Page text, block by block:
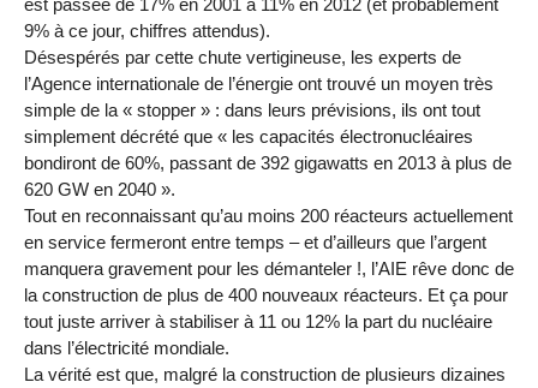
9% à ce jour, chiffres attendus).
Désespérés par cette chute vertigineuse, les experts de
l’Agence internationale de l’énergie ont trouvé un moyen très
simple de la « stopper » : dans leurs prévisions, ils ont tout
simplement décrété que « les capacités électronucléaires
bondiront de 60%, passant de 392 gigawatts en 2013 à plus de
620 GW en 2040 ».
Tout en reconnaissant qu’au moins 200 réacteurs actuellement
en service fermeront entre temps – et d’ailleurs que l’argent
manquera gravement pour les démanteler !, l’AIE rêve donc de
la construction de plus de 400 nouveaux réacteurs. Et ça pour
tout juste arriver à stabiliser à 11 ou 12% la part du nucléaire
dans l’électricité mondiale.
La vérité est que, malgré la construction de plusieurs dizaines